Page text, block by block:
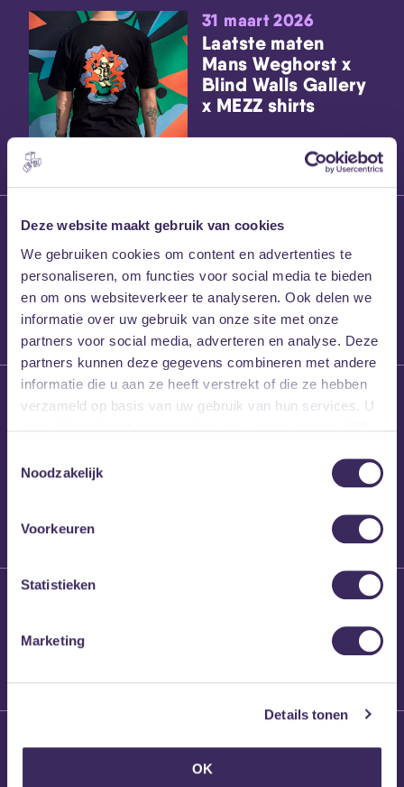
Deze website maakt gebruik van cookies
We gebruiken cookies om content en advertenties te
personaliseren, om functies voor social media te bieden
en om ons websiteverkeer te analyseren. Ook delen we
informatie over uw gebruik van onze site met onze
partners voor social media, adverteren en analyse. Deze
partners kunnen deze gegevens combineren met andere
informatie die u aan ze heeft verstrekt of die ze hebben
verzameld op basis van uw gebruik van hun services. U
Noodzakelijk
Voorkeuren
Statistieken
Marketing
Details tonen
OK
31 maart 2026
Laatste maten
Mans Weghorst x
Blind Walls Gallery
x MEZZ shirts
27 maart 2026
Willem’s Blog:
Frans Kalf
26 maart 2026
Willem’s Blog: High
Brennt Vanneste
Willem’s Blog: Ão